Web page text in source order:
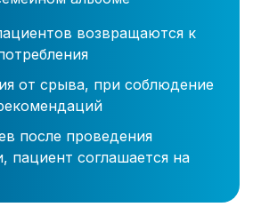
возвращаются к
от срыва, при соблюдение
после проведения
пациент соглашается на